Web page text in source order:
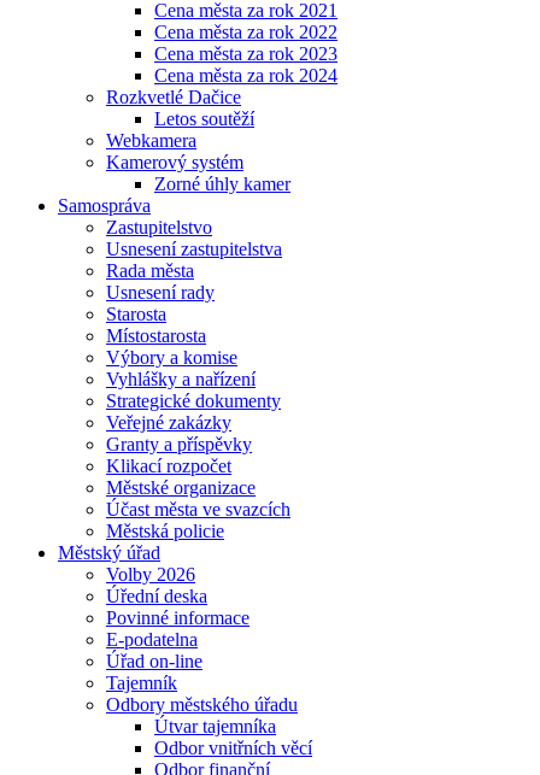
Cena města za rok 2021
Cena města za rok 2022
Cena města za rok 2023
Cena města za rok 2024
Rozkvetlé Dačice
Letos soutěží
Webkamera
Kamerový systém
Zorné úhly kamer
Samospráva
Zastupitelstvo
Usnesení zastupitelstva
Rada města
Usnesení rady
Starosta
Místostarosta
Výbory a komise
Vyhlášky a nařízení
Strategické dokumenty
Veřejné zakázky
Granty a příspěvky
Klikací rozpočet
Městské organizace
Účast města ve svazcích
Městská policie
Městský úřad
Volby 2026
Úřední deska
Povinné informace
E-podatelna
Úřad on-line
Tajemník
Odbory městského úřadu
Útvar tajemníka
Odbor vnitřních věcí
Odbor finanční